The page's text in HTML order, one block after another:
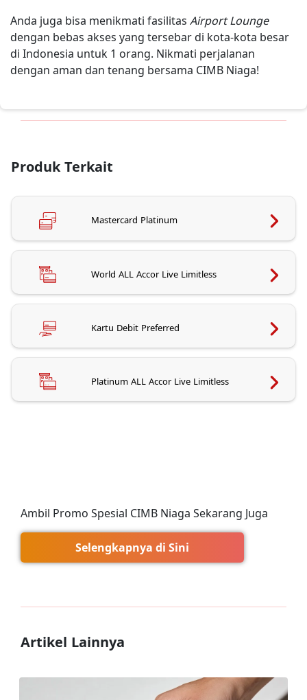
Anda juga bisa menikmati fasilitas Airport Lounge
dengan bebas akses yang tersebar di kota-kota besar
di Indonesia untuk 1 orang. Nikmati perjalanan
dengan aman dan tenang bersama CIMB Niaga!
Produk Terkait
Mastercard Platinum
World ALL Accor Live Limitless
Kartu Debit Preferred
Platinum ALL Accor Live Limitless
Ambil Promo Spesial CIMB Niaga Sekarang Juga
Selengkapnya di Sini
Artikel Lainnya